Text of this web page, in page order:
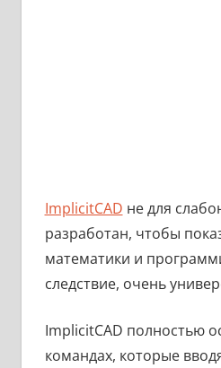
ImplicitCAD не для
разработан, чтобы
математики и
следствие, очень
ImplicitCAD полностью
командах, которые